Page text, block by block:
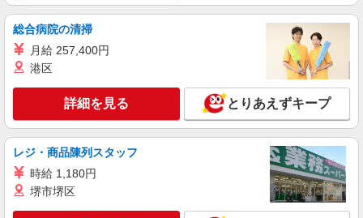
り変動） ※昇給制度あり
アトレ竹芝 シアター棟／東京都港区海岸1-10-
詳細を見る
パート 契約社員
北京ダック専門店 嘉園 デックス東京ビーチ店
ホールスタッフ
［アルバイト・パート・契約社員］時給1,300
円〜1,500円 ◇研修期間はございません。 ◇能
力・経験等を考慮のうえ優遇します。
総合病院の清掃
月給 257,400円
港区
詳細を見る とりあえずキープ
レジ・商品陳列スタッフ
時給 1,180円
堺市堺区